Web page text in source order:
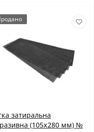
затиральна
(105x280 мм) №